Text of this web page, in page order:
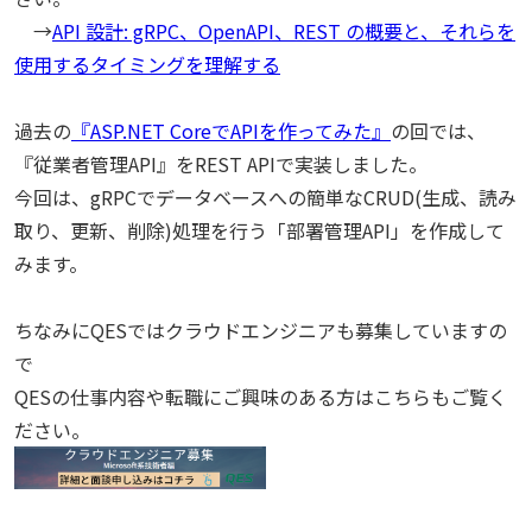
→API 設計: gRPC、OpenAPI、REST の概要と、それらを
使用するタイミングを理解する
過去の 『ASP.NET CoreでAPIを作ってみた』 の回では、
『従業者管理API』をREST APIで実装しました。
今回は、gRPCでデータベースへの簡単なCRUD(生成、読み
取り、更新、削除)処理を行う「部署管理API」を作成して
みます。
ちなみにQESではクラウドエンジニアも募集していますの
で
QESの仕事内容や転職にご興味のある方はこちらもご覧く
ださい。